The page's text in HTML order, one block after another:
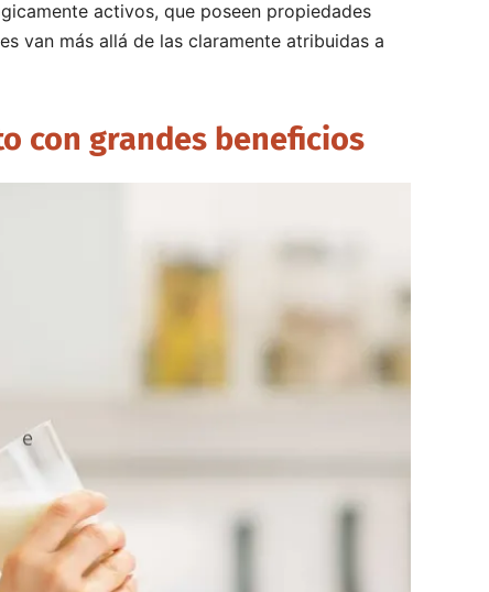
activos, que poseen propiedades
van más allá de las claramente atribuidas a
con grandes beneficios